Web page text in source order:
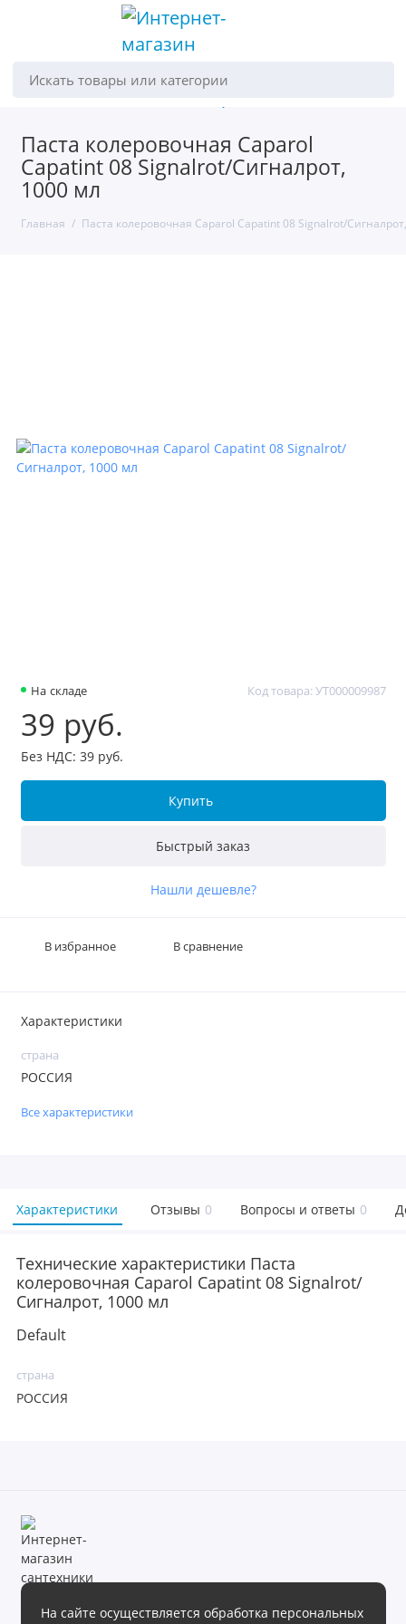
Искать товары или категории
Паста колеровочная Caparol
Capatint 08 Signalrot/Сигналрот,
1000 мл
Главная Паста колеровочная Caparol Capatint 08 Signalrot/
На складе Код товара: УТ000009987
39 руб.
Без НДС: 39 руб.
Купить
Быстрый заказ
Нашли дешевле?
В избранное В сравнение
Характеристики
страна
РОССИЯ
Все характеристики
Характеристики Отзывы 0 Вопросы и ответы 0
Технические характеристики Паста
колеровочная Caparol Capatint 08 Signalrot/
Сигналрот, 1000 мл
Default
страна
РОССИЯ
На сайте осуществляется обработка персональных